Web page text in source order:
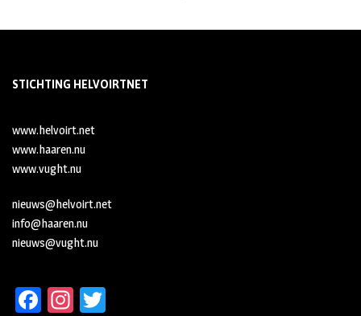
STICHTING HELVOIRTNET
www.helvoirt.net
www.haaren.nu
www.vught.nu
nieuws@helvoirt.net
info@haaren.nu
nieuws@vught.nu
Fa In